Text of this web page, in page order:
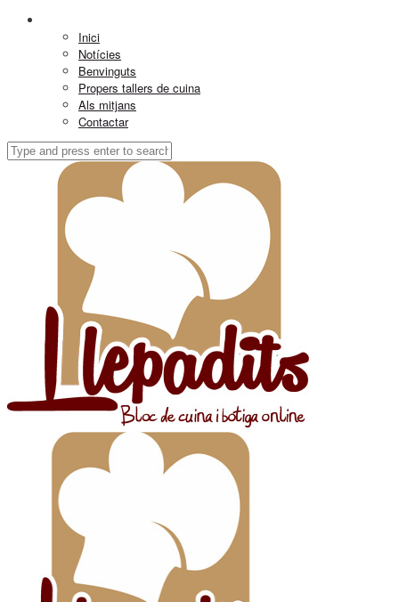
Inici
Notícies
Benvinguts
Propers tallers de cuina
Als mitjans
Contactar